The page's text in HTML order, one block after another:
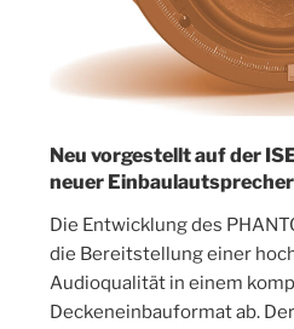
Neu vorgestellt auf der
neuer
Die Entwicklung des
die Bereitstellung einer
Audioqualität in einem
Deckeneinbauformat ab.